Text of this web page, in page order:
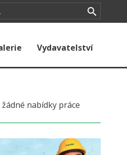
Vydavatelství
nabídky práce